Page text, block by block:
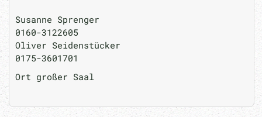
Susanne Sprenger
0160-3122605
Oliver Seidenstücker
0175-3601701
Ort großer Saal